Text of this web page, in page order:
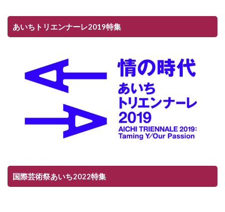
あいちトリエンナーレ2019特集
国際芸術祭あいち2022特集